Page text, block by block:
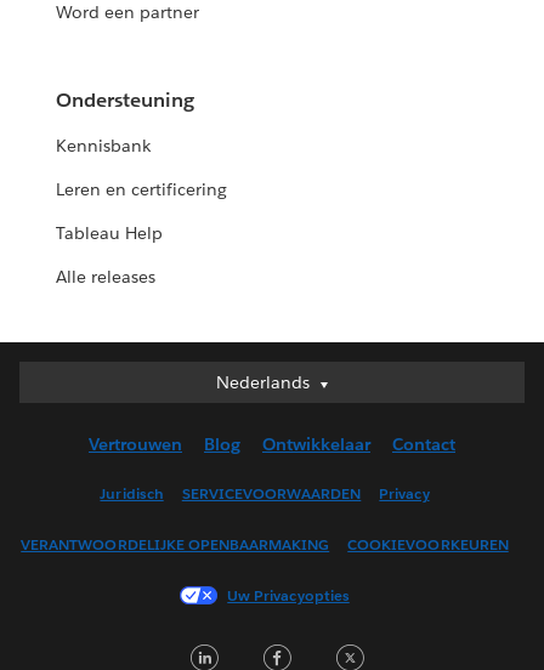
Word een partner
Ondersteuning
Kennisbank
Leren en certificering
Tableau Help
Alle releases
Nederlands
Nederlands
English (UK)
Français (Canada)
Français (France)
日本語
Vertrouwen Blog Ontwikkelaar Contact
Juridisch SERVICEVOORWAARDEN Privacy
VERANTWOORDELIJKE OPENBAARMAKING COOKIEVOORKEUREN
Uw Privacyopties
LinkedInFacebook